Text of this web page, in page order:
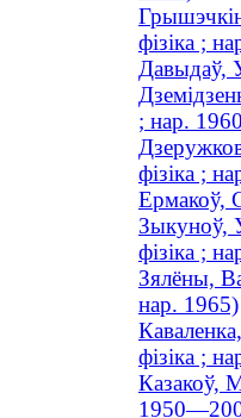
фізіка ;
Давыдаў,
; нар.
фізіка ;
Ермакоў,
Зыкуноў,
фізіка ;
Зялёны,
нар. 1965)
фізіка ;
Казакоў,